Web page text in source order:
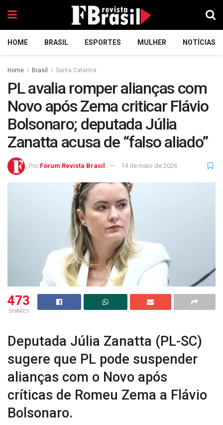
HOME BRASIL ESPORTES MULHER NOTÍCIAS
Home Brasil Santa Catarina
PL avalia romper alianças com
Novo após Zema criticar Flávio
Bolsonaro; deputada Júlia
Zanatta acusa de “falso aliado”
Por Fórum Revista Brasil 14 de maio de 2026
473
SHARES
Deputada Júlia Zanatta (PL-SC)
sugere que PL pode suspender
alianças com o Novo após
críticas de Romeu Zema a Flávio
Bolsonaro.